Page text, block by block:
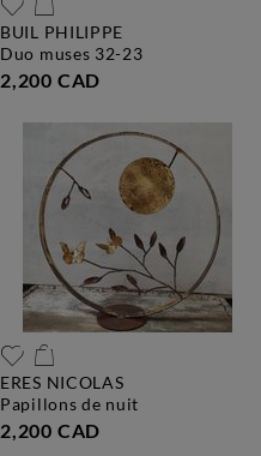
BUIL PHILIPPE
duo muses 32-23
2,200 CAD
ERES NICOLAS
papillons de nuit
2,200 CAD